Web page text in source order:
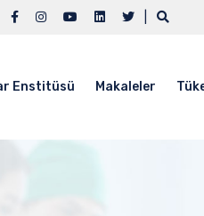
Enstitüsü Makaleler